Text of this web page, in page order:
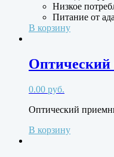
Низкое
Питание от
В корзину
Оптический
0.00 руб.
Оптический
В корзину